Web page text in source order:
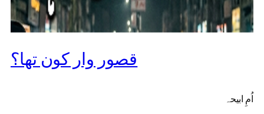
قصور وار کون تھا؟
اُمِ ابیحہ